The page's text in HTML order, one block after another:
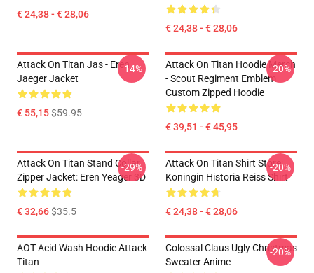
€ 24,38 - € 28,06
€ 24,38 - € 28,06
Attack On Titan Jas - Eren
Jaeger Jacket
€ 55,15$59.95
-14%
Attack On Titan Hoodie Merch
- Scout Regiment Emblem
Custom Zipped Hoodie
€ 39,51 - € 45,95
-20%
Attack On Titan Stand Collar
Zipper Jacket: Eren Yeager 3D
€ 32,66$35.5
-29%
Attack On Titan Shirt Store:
Koningin Historia Reiss Shirt
€ 24,38 - € 28,06
-20%
AOT Acid Wash Hoodie Attack
Titan
Colossal Claus Ugly Christmas
Sweater Anime
-20%